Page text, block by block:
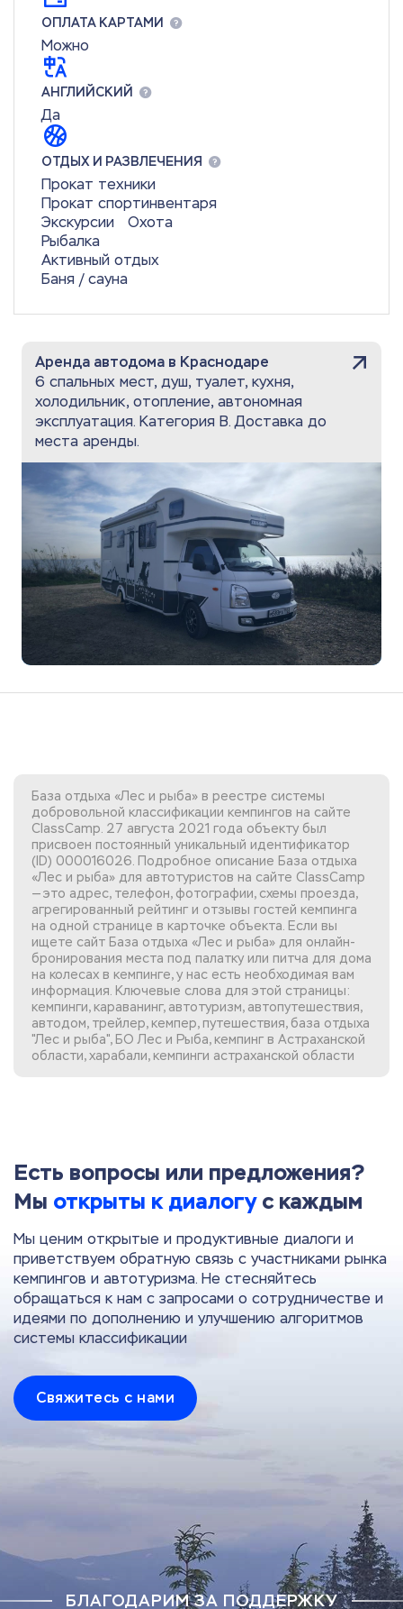
ОПЛАТА КАРТАМИ
Можно
АНГЛИЙСКИЙ
Да
ОТДЫХ И РАЗВЛЕЧЕНИЯ
Прокат техники
Прокат спортинвентаря
Экскурсии
Охота
Рыбалка
Активный отдых
Баня / сауна
Аренда автодома в Краснодаре
6 спальных мест, душ, туалет, кухня,
холодильник, отопление, автономная
эксплуатация. Категория В. Доставка до
места аренды.
База отдыха «Лес и рыба» в реестре системы
добровольной классификации кемпингов на сайте
ClassCamp. 27 августа 2021 года объекту был
присвоен постоянный уникальный идентификатор
(ID) 000016026. Подробное описание База отдыха
«Лес и рыба» для автотуристов на сайте ClassCamp
— это адрес, телефон, фотографии, схемы проезда,
агрегированный рейтинг и отзывы гостей кемпинга
на одной странице в карточке объекта. Если вы
ищете сайт База отдыха «Лес и рыба» для онлайн-
бронирования места под палатку или питча для дома
на колесах в кемпинге, у нас есть необходимая вам
информация. Ключевые слова для этой страницы:
кемпинги, караванинг, автотуризм, автопутешествия,
автодом, трейлер, кемпер, путешествия, база отдыха
"Лес и рыба", БО Лес и Рыба, кемпинг в Астраханской
области, харабали, кемпинги астраханской области
Есть вопросы или предложения?
Мы открыты к диалогус каждым
Мы ценим открытые и продуктивные диалоги и
приветствуем обратную связь с участниками рынка
кемпингов и автотуризма. Не стесняйтесь
обращаться к нам с запросами о сотрудничестве и
идеями по дополнению и улучшению алгоритмов
системы классификации
Свяжитесь с нами
БЛАГОДАРИМ ЗА ПОДДЕРЖКУ